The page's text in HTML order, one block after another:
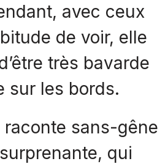
avec ceux
de voir, elle
très bavarde
sur les bords.
raconte sans-gêne
qui